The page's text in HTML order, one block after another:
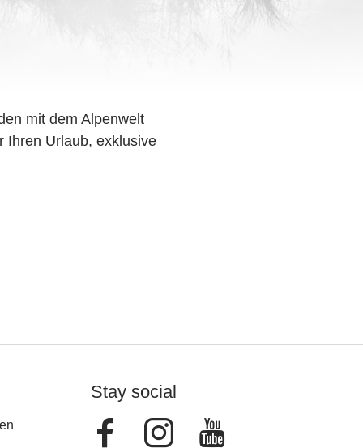
mit dem Alpenwelt
Ihren Urlaub, exklusive
Stay social
FacebookInstagram